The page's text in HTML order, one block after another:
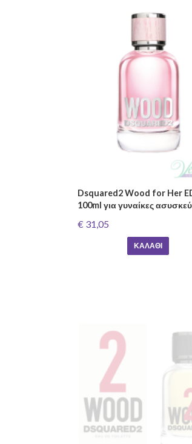
Dsquared2 Wood for Her
100ml για γυναίκες
€ 31,05
ΚΑΛΆΘΙ